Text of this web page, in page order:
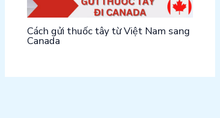
Cách gửi thuốc tây từ Việt Nam sang
Canada